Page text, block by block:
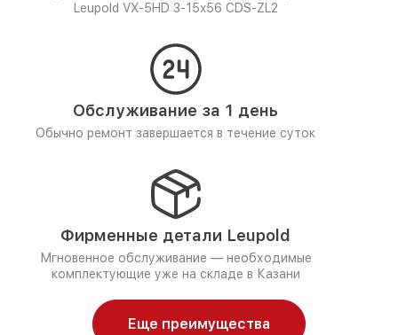
Leupold VX-5HD 3-15x56 CDS-ZL2
Обслуживание за 1 день
Обычно ремонт завершается в течение суток
Фирменные детали Leupold
Мгновенное обслуживание — необходимые
комплектующие уже на складе в Казани
Еще преимущества